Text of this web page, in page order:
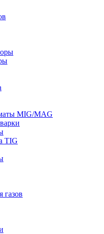
MIG/MAG
TIG
газов